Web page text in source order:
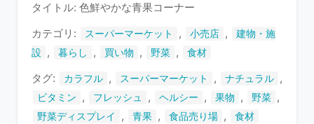
い
ま
す
タイトル: 色鮮やかな青果コーナー
カテゴリ:
スーパーマーケット , 小売店 ,
建物・施
設
, 暮らし , 買い物 , 野菜 , 食材
タグ: カラフル , スーパーマーケット , ナチュラル ,
ビタミン , フレッシュ , ヘルシー , 果物 , 野菜 ,
野菜ディスプレイ , 青果 , 食品売り場 , 食材